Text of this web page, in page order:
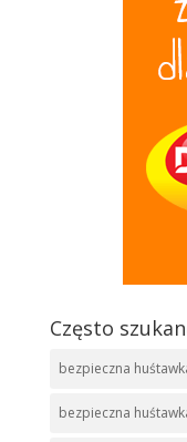
Często
bezpieczna
bezpieczna